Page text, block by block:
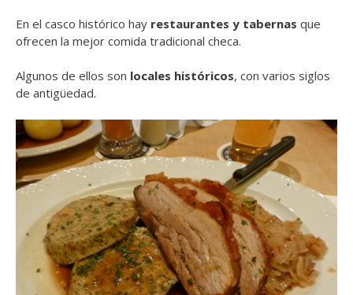
En el casco histórico hay restaurantes y tabernas que
ofrecen la mejor comida tradicional checa.
Algunos de ellos son locales históricos, con varios siglos
de antigüedad.